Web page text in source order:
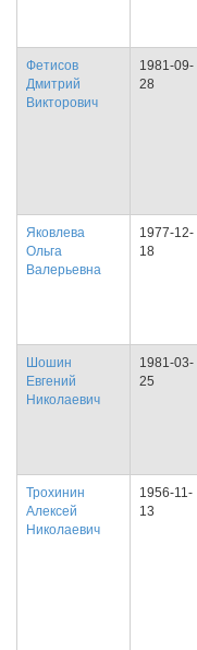
Фетисов
Дмитрий
Викторович
1981-09-
28
Яковлева
Ольга
Валерьевна
1977-12-
18
Шошин
Евгений
Николаевич
1981-03-
25
Трохинин
Алексей
Николаевич
1956-11-
13